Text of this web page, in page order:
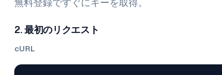
無料登録ですぐにキーを取得。
2. 最初のリクエスト
cURL